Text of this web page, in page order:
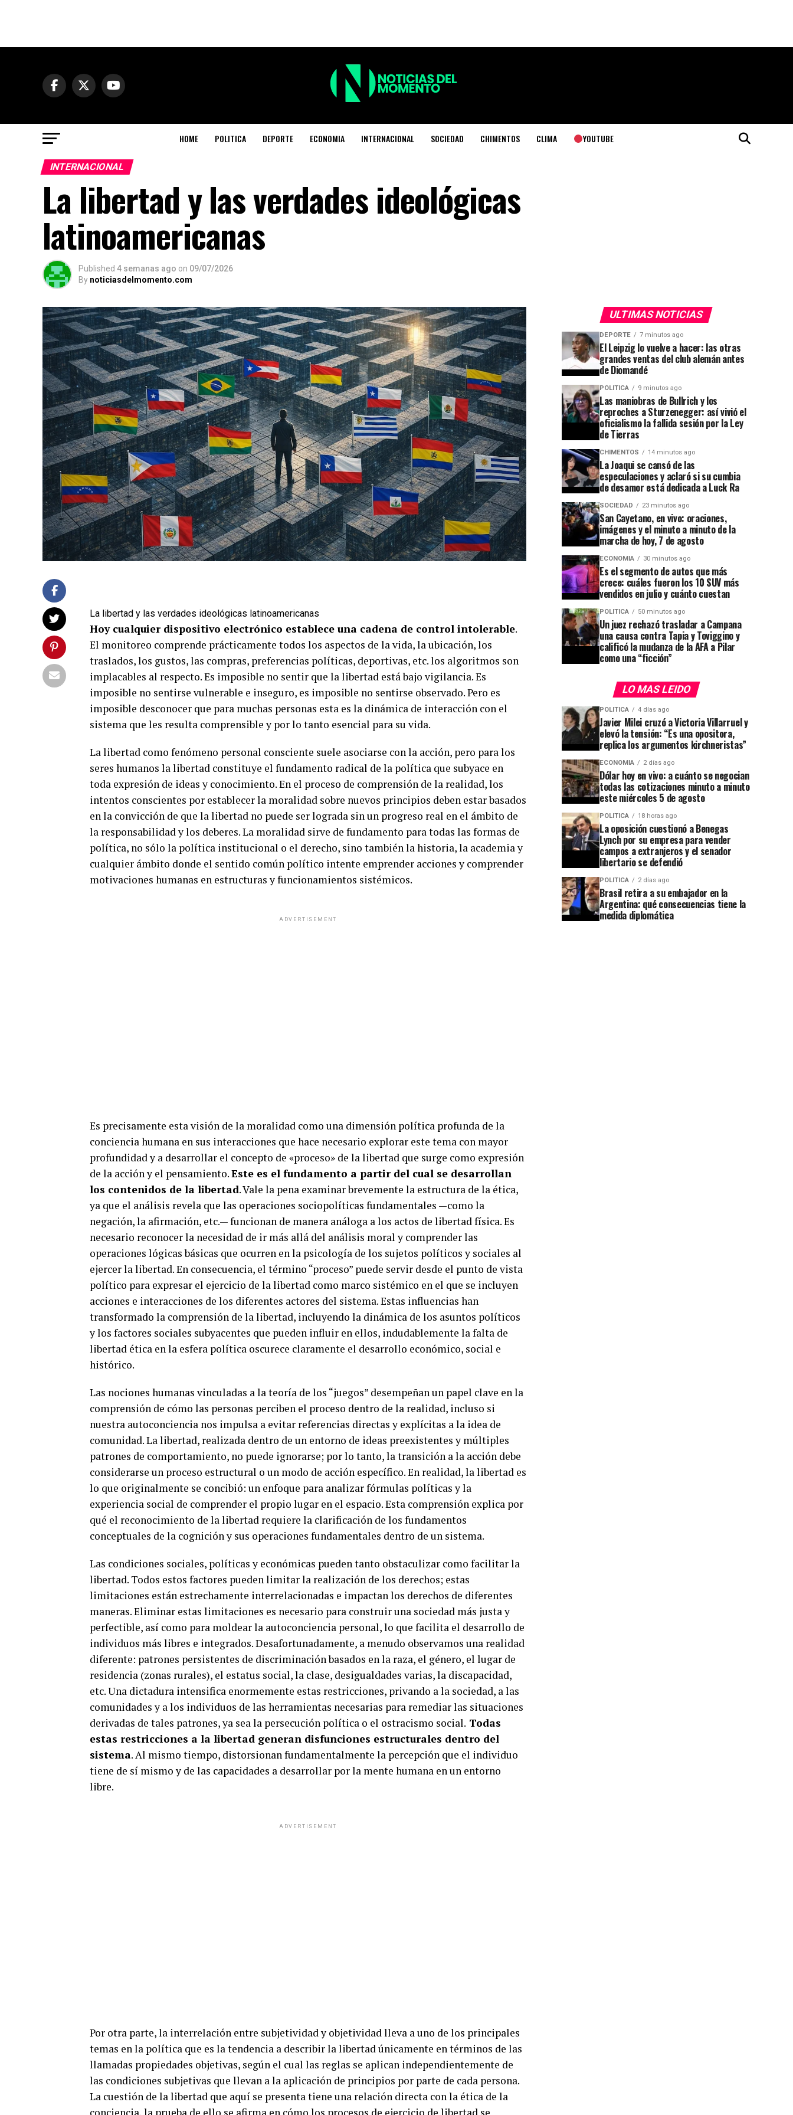
HOME POLITICA DEPORTE ECONOMIA INTERNACIONAL SOCIEDAD CHIMENTOS CLIMA YOUTUBE
INTERNACIONAL
La libertad y las verdades ideológicas
latinoamericanas
Published 4 semanas ago on 09/07/2026
By noticiasdelmomento.com
La libertad y las verdades ideológicas latinoamericanas
Hoy cualquier dispositivo electrónico establece una cadena de control intolerable.
El monitoreo comprende prácticamente todos los aspectos de la vida, la ubicación, los
traslados, los gustos, las compras, preferencias políticas, deportivas, etc. los algoritmos son
implacables al respecto. Es imposible no sentir que la libertad está bajo vigilancia. Es
imposible no sentirse vulnerable e inseguro, es imposible no sentirse observado. Pero es
imposible desconocer que para muchas personas esta es la dinámica de interacción con el
sistema que les resulta comprensible y por lo tanto esencial para su vida.
La libertad como fenómeno personal consciente suele asociarse con la acción, pero para los
seres humanos la libertad constituye el fundamento radical de la política que subyace en
toda expresión de ideas y conocimiento. En el proceso de comprensión de la realidad, los
intentos conscientes por establecer la moralidad sobre nuevos principios deben estar basados
​​en la convicción de que la libertad no puede ser lograda sin un progreso real en el ámbito de
la responsabilidad y los deberes. La moralidad sirve de fundamento para todas las formas de
política, no sólo la política institucional o el derecho, sino también la historia, la academia y
cualquier ámbito donde el sentido común político intente emprender acciones y comprender
motivaciones humanas en estructuras y funcionamientos sistémicos.
ADVERTISEMENT
Es precisamente esta visión de la moralidad como una dimensión política profunda de la
conciencia humana en sus interacciones que hace necesario explorar este tema con mayor
profundidad y a desarrollar el concepto de «proceso» de la libertad que surge como expresión
de la acción y el pensamiento.Este es el fundamento a partir del cual se desarrollan
los contenidos de la libertad. Vale la pena examinar brevemente la estructura de la ética,
ya que el análisis revela que las operaciones sociopolíticas fundamentales —como la
negación, la afirmación, etc.— funcionan de manera análoga a los actos de libertad física. Es
necesario reconocer la necesidad de ir más allá del análisis moral y comprender las
operaciones lógicas básicas que ocurren en la psicología de los sujetos políticos y sociales al
ejercer la libertad. En consecuencia, el término “proceso” puede servir desde el punto de vista
político para expresar el ejercicio de la libertad como marco sistémico en el que se incluyen
acciones e interacciones de los diferentes actores del sistema. Estas influencias han
transformado la comprensión de la libertad, incluyendo la dinámica de los asuntos políticos
y los factores sociales subyacentes que pueden influir en ellos, indudablemente la falta de
libertad ética en la esfera política oscurece claramente el desarrollo económico, social e
histórico.
Las nociones humanas vinculadas a la teoría de los “juegos” desempeñan un papel clave en la
comprensión de cómo las personas perciben el proceso dentro de la realidad, incluso si
nuestra autoconciencia nos impulsa a evitar referencias directas y explícitas a la idea de
comunidad. La libertad, realizada dentro de un entorno de ideas preexistentes y múltiples
patrones de comportamiento, no puede ignorarse; por lo tanto, la transición a la acción debe
considerarse un proceso estructural o un modo de acción específico. En realidad, la libertad es
lo que originalmente se concibió: un enfoque para analizar fórmulas políticas y la
experiencia social de comprender el propio lugar en el espacio. Esta comprensión explica por
qué el reconocimiento de la libertad requiere la clarificación de los fundamentos
conceptuales de la cognición y sus operaciones fundamentales dentro de un sistema.
Las condiciones sociales, políticas y económicas pueden tanto obstaculizar como facilitar la
libertad. Todos estos factores pueden limitar la realización de los derechos; estas
limitaciones están estrechamente interrelacionadas e impactan los derechos de diferentes
maneras. Eliminar estas limitaciones es necesario para construir una sociedad más justa y
perfectible, así como para moldear la autoconciencia personal, lo que facilita el desarrollo de
individuos más libres e integrados. Desafortunadamente, a menudo observamos una realidad
diferente: patrones persistentes de discriminación basados ​​en la raza, el género, el lugar de
residencia (zonas rurales), el estatus social, la clase, desigualdades varias, la discapacidad,
etc. Una dictadura intensifica enormemente estas restricciones, privando a la sociedad, a las
comunidades y a los individuos de las herramientas necesarias para remediar las situaciones
derivadas de tales patrones, ya sea la persecución política o el ostracismo social. Todas
estas restricciones a la libertad generan disfunciones estructurales dentro del
sistema. Al mismo tiempo, distorsionan fundamentalmente la percepción que el individuo
tiene de sí mismo y de las capacidades a desarrollar por la mente humana en un entorno
libre.
ADVERTISEMENT
Por otra parte, la interrelación entre subjetividad y objetividad lleva a uno de los principales
temas en la política que es la tendencia a describir la libertad únicamente en términos de las
llamadas propiedades objetivas, según el cual las reglas se aplican independientemente de
las condiciones subjetivas que llevan a la aplicación de principios por parte de cada persona.
La cuestión de la libertad que aquí se presenta tiene una relación directa con la ética de la
conciencia, la prueba de ello se afirma en cómo los procesos de ejercicio de libertad se
ULTIMAS NOTICIAS
DEPORTE 7 minutos ago
El Leipzig lo vuelve a hacer: las otras
grandes ventas del club alemán antes
de Diomandé
POLITICA 9 minutos ago
Las maniobras de Bullrich y los
reproches a Sturzenegger: así vivió el
oficialismo la fallida sesión por la Ley
de Tierras
CHIMENTOS 14 minutos ago
La Joaqui se cansó de las
especulaciones y aclaró si su cumbia
de desamor está dedicada a Luck Ra
SOCIEDAD 23 minutos ago
San Cayetano, en vivo: oraciones,
imágenes y el minuto a minuto de la
marcha de hoy, 7 de agosto
ECONOMIA 30 minutos ago
Es el segmento de autos que más
crece: cuáles fueron los 10 SUV más
vendidos en julio y cuánto cuestan
POLITICA 50 minutos ago
Un juez rechazó trasladar a Campana
una causa contra Tapia y Toviggino y
calificó la mudanza de la AFA a Pilar
como una “ficción”
LO MAS LEIDO
POLITICA 4 días ago
Javier Milei cruzó a Victoria Villarruel y
elevó la tensión: “Es una opositora,
replica los argumentos kirchneristas”
ECONOMIA 2 días ago
Dólar hoy en vivo: a cuánto se negocian
todas las cotizaciones minuto a minuto
este miércoles 5 de agosto
POLITICA 18 horas ago
La oposición cuestionó a Benegas
Lynch por su empresa para vender
campos a extranjeros y el senador
libertario se defendió
POLITICA 2 días ago
Brasil retira a su embajador en la
Argentina: qué consecuencias tiene la
medida diplomática